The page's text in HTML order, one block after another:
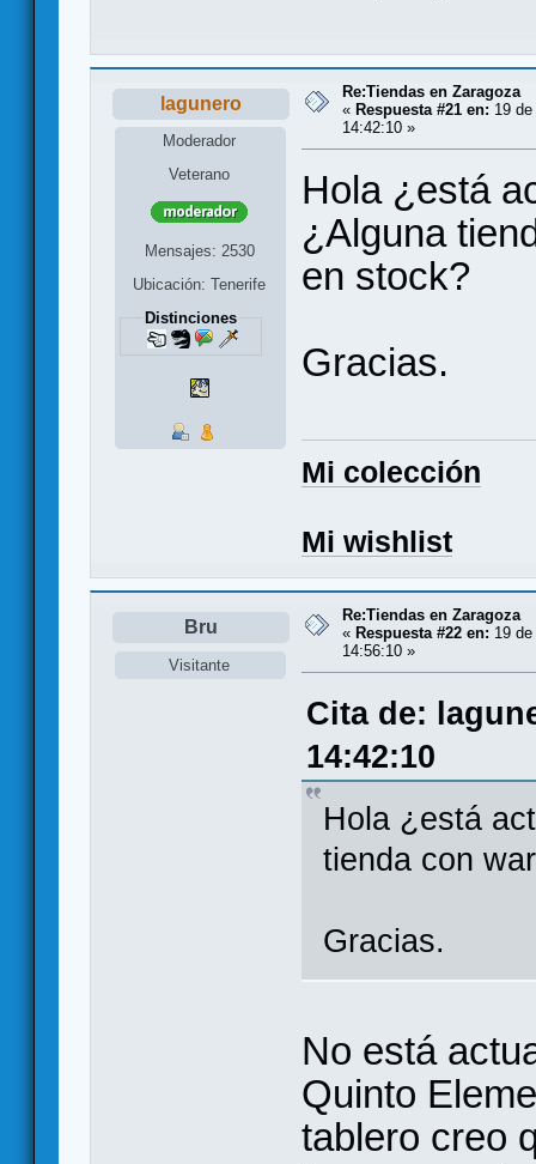
lagunero
Moderador
Veterano
Mensajes: 2530
Ubicación: Tenerife
Distinciones
Re:Tiendas en Zaragoza
« Respuesta #21 en: 19
14:42:10 »
Hola ¿está
¿Alguna
en stock?
Gracias.
Mi colección
Mi wishlist
Bru
Visitante
Re:Tiendas en Zaragoza
« Respuesta #22 en: 19
14:56:10 »
Cita de:
14:42:10
Hola ¿está
tienda con
Gracias.
No está
Quinto
tablero creo